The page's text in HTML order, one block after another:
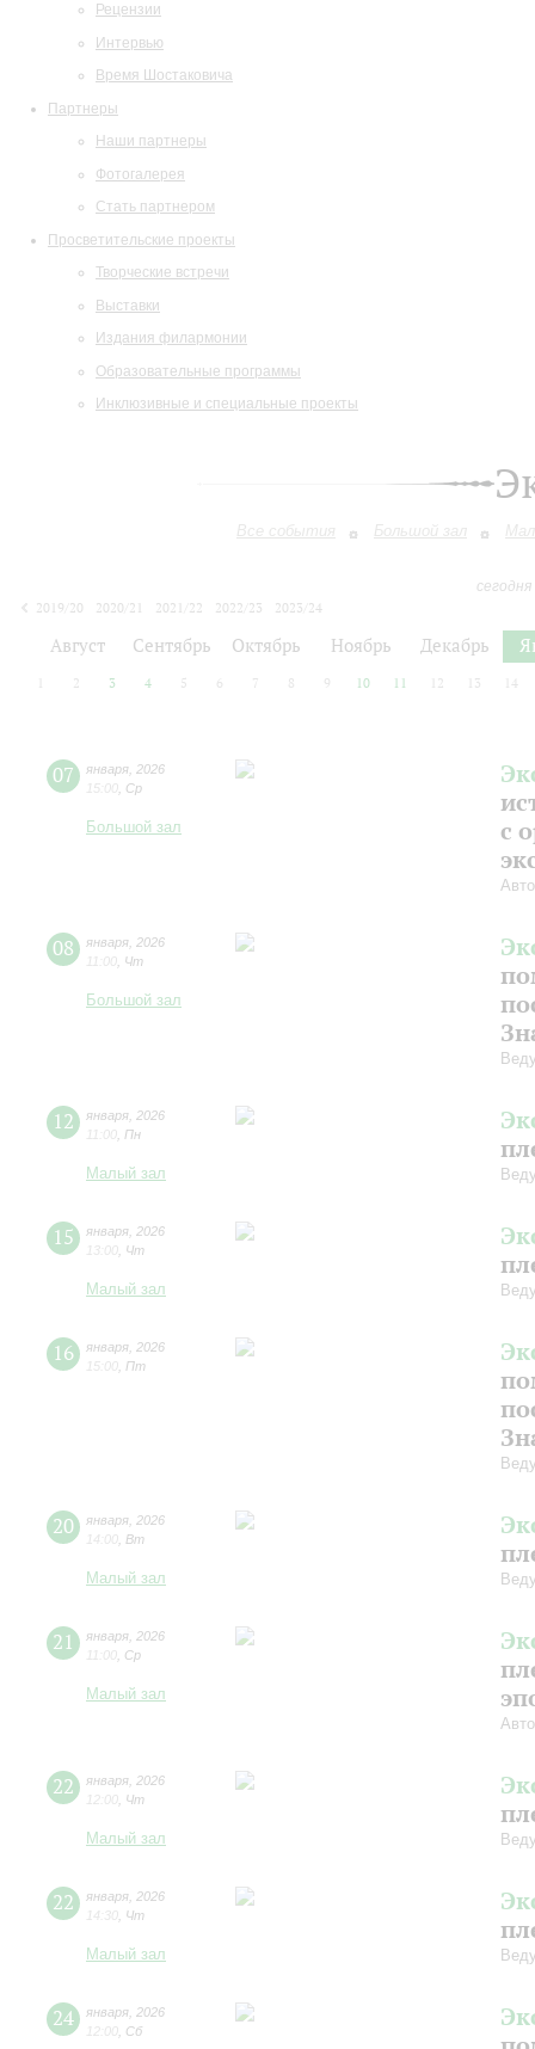
Рецензии
Интервью
Время Шостаковича
Партнеры
Наши партнеры
Фотогалерея
Стать партнером
Просветительские проекты
Творческие встречи
Выставки
Издания филармонии
Образовательные программы
Инклюзивные и специальные проекты
Все события Большой зал
2019/20
2020/21 2021/22 2022/23
2023/24
Август Сентябрь Октябрь Ноябрь Декабрь
2 3 4 5 6 7 8 9 10 11 12 13 14
07 января 2026
15:00 Ср
Большой зал
с
08 января 2026
11:00 Чт
Большой зал
12 января 2026
11:00 Пн
Малый зал
15 января 2026
13:00 Чт
Малый зал
16 января 2026
15:00 Пт
20 января 2026
14:00 Вт
Малый зал
21 января 2026
11:00 Ср
Малый зал
22 января 2026
12:00 Чт
Малый зал
22 января 2026
14:30 Чт
Малый зал
24 января 2026
12:00 Сб